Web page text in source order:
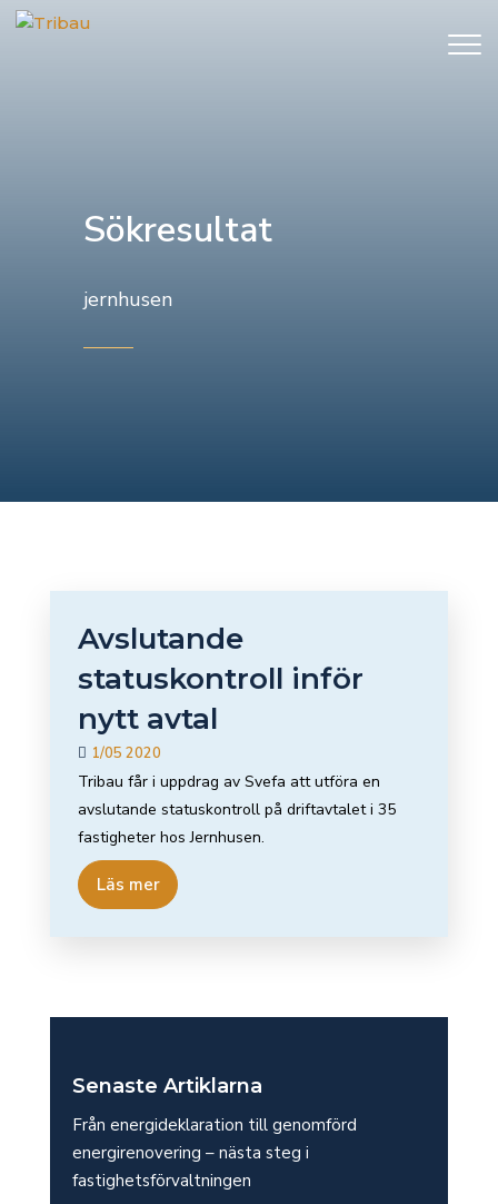
Sökresultat
jernhusen
Avslutande
statuskontroll inför
nytt avtal
1/05 2020
Tribau får i uppdrag av Svefa att utföra en
avslutande statuskontroll på driftavtalet i 35
fastigheter hos Jernhusen.
Läs mer
Senaste Artiklarna
Från energideklaration till genomförd
energirenovering – nästa steg i
fastighetsförvaltningen